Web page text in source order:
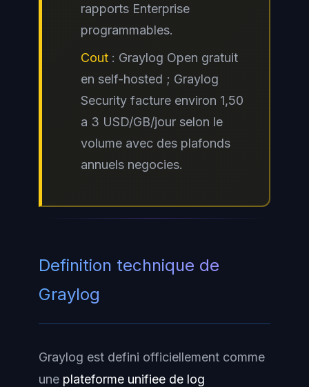
rapports Enterprise
programmables.
Cout : Graylog Open gratuit
en self-hosted ; Graylog
Security facture environ 1,50
a 3 USD/GB/jour selon le
volume avec des plafonds
annuels negocies.
Definition technique de
Graylog
Graylog est defini officiellement comme
une plateforme unifiee de log